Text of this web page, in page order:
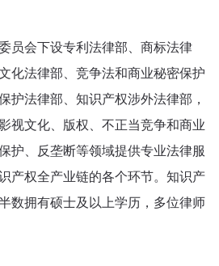
会下设专利法律部、商标法律
化法律部、竞争法和商业秘密保护
护法律部、知识产权涉外法律部，
视文化、版权、不正当竞争和商业
护、反垄断等领域提供专业法律服
产权全产业链的各个环节。知识产
数拥有硕士及以上学历，多位律师